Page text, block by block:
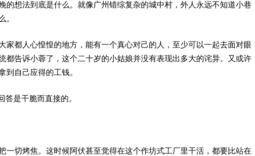
的想法到底是什么。就像广州错综复杂的城中村，外人永远不知道小巷
。
家都人心惶惶的地方，能有一个真心对己的人，至少可以一起去面对眼
都告诉小蓉了，这个二十岁的小姑娘并没有表现出多大的诧异。又或许
到自己应得的工钱。
答是干脆而直接的。
一切烤焦。这时候阿伏甚至觉得在这个作坊式工厂里干活，都要比站在